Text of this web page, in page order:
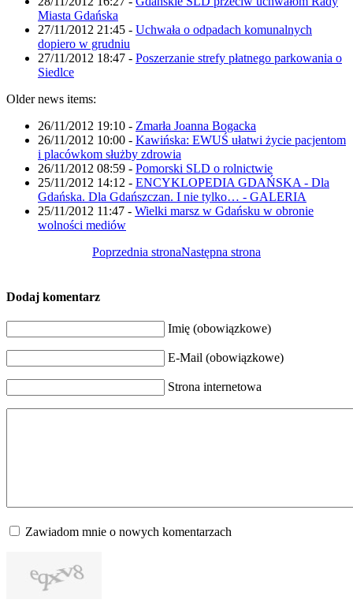
Miasta Gdańska
27/11/2012 21:45 - Uchwała o odpadach komunalnych
dopiero w grudniu
27/11/2012 18:47 - Poszerzanie strefy płatnego parkowania o
Siedlce
Older news items:
26/11/2012 19:10 - Zmarła Joanna Bogacka
26/11/2012 10:00 - Kawińska: EWUŚ ułatwi życie pacjentom
i placówkom służby zdrowia
26/11/2012 08:59 - Pomorski SLD o rolnictwie
25/11/2012 14:12 - ENCYKLOPEDIA GDAŃSKA - Dla
Gdańska. Dla Gdańszczan. I nie tylko… - GALERIA
25/11/2012 11:47 - Wielki marsz w Gdańsku w obronie
wolności mediów
Poprzednia stronaNastępna strona
Dodaj komentarz
Imię (obowiązkowe)
E-Mail (obowiązkowe)
Strona internetowa
Zawiadom mnie o nowych komentarzach